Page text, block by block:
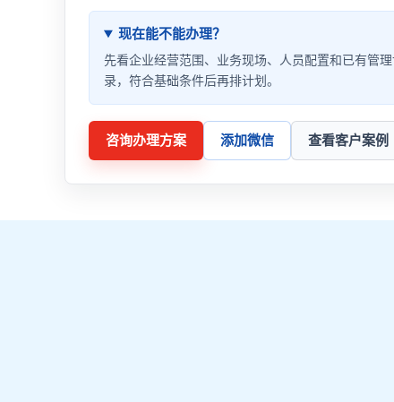
现在能不能办理？
先看企业经营范围、业务现场、人员配置和已有管
录，符合基础条件后再排计划。
咨询办理方案 添加微信 查看客户案例